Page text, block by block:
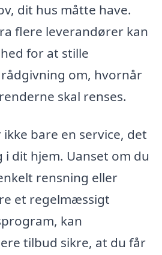
dit hus måtte have.
flere leverandører kan
for at stille
om, hvornår
skal renses.
bare en service, det
dit hjem. Uanset om du
rensning eller
et regelmæssigt
kan
tilbud sikre, at du får